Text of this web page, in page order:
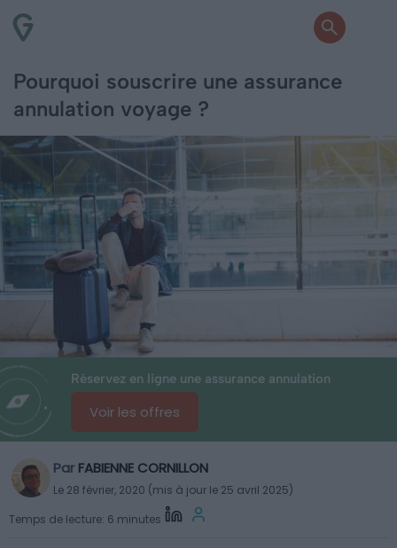
Pourquoi souscrire une assurance
annulation voyage ?
Réservez en ligne une assurance annulation
Voir les offres
Par FABIENNE CORNILLON
Le 28 février, 2020 (mis à jour le 25 avril 2025)
Temps de lecture: 6 minutes